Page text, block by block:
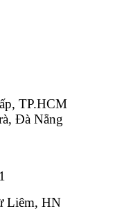
Minh
Hà Nội
Vấp, TP.HCM
Đà Nẵng
Từ Liêm, HN